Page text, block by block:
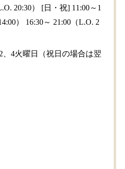
20:30） [日・祝] 11:00～1
） 16:30～ 21:00（L.O. 2
、4火曜日（祝日の場合は翌